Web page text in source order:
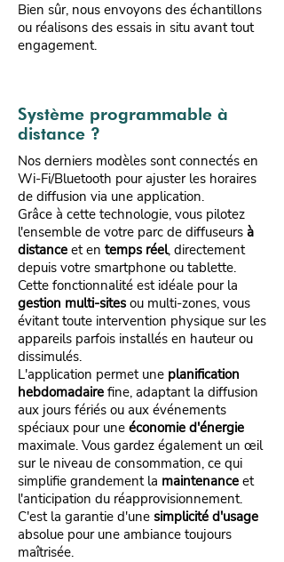
Bien sûr, nous envoyons des échantillons
ou réalisons des essais in situ avant tout
engagement.
Système programmable à
distance ?
Nos derniers modèles sont connectés en
Wi-Fi/Bluetooth pour ajuster les horaires
de diffusion via une application.
Grâce à cette technologie, vous pilotez
l'ensemble de votre parc de diffuseurs à
distance et en temps réel, directement
depuis votre smartphone ou tablette.
Cette fonctionnalité est idéale pour la
gestion multi-sites ou multi-zones, vous
évitant toute intervention physique sur les
appareils parfois installés en hauteur ou
dissimulés.
L'application permet une planification
hebdomadaire fine, adaptant la diffusion
aux jours fériés ou aux événements
spéciaux pour une économie d'énergie
maximale. Vous gardez également un œil
sur le niveau de consommation, ce qui
simplifie grandement la maintenance et
l'anticipation du réapprovisionnement.
C'est la garantie d'une simplicité d'usage
absolue pour une ambiance toujours
maîtrisée.